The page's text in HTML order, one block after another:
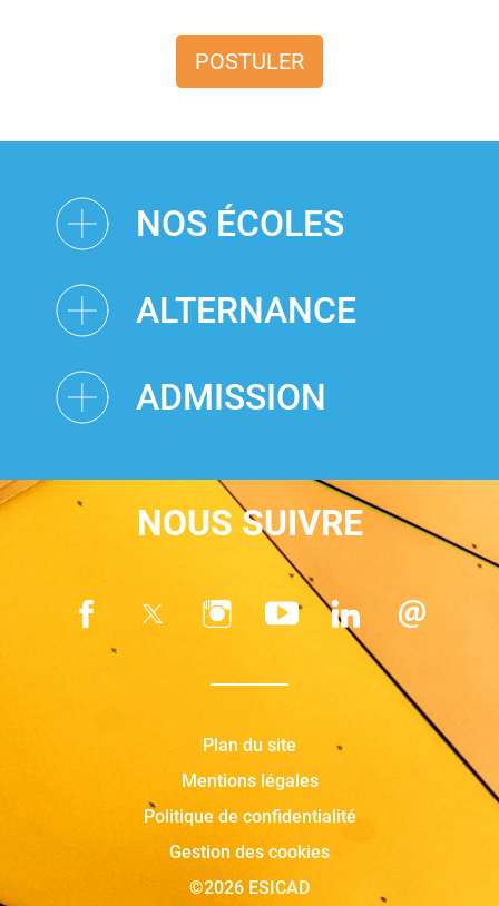
POSTULER
NOS ÉCOLES
ALTERNANCE
ADMISSION
NOUS SUIVRE
Plan du site
Mentions légales
Politique de confidentialité
Gestion des cookies
©2026 ESICAD